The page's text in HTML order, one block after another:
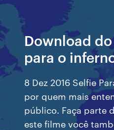
Download
para o
8 Dez 2016 Selfie
por quem mais
público. Faça parte
este filme você